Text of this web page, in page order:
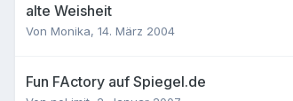
alte Weisheit
Von Monika, 14. März 2004
Fun FActory auf Spiegel.de